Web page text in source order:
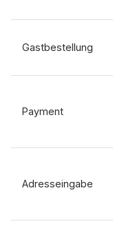
Gastbestellung
Payment
Adresseingabe